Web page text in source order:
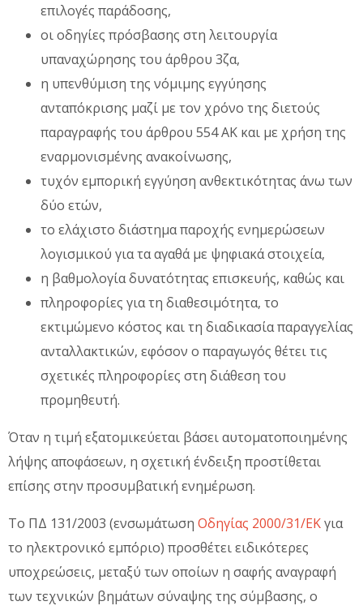
επιλογές παράδοσης,
οι οδηγίες πρόσβασης στη λειτουργία
υπαναχώρησης του άρθρου 3ζα,
η υπενθύμιση της νόμιμης εγγύησης
ανταπόκρισης μαζί με τον χρόνο της διετούς
παραγραφής του άρθρου 554 ΑΚ και με χρήση της
εναρμονισμένης ανακοίνωσης,
τυχόν εμπορική εγγύηση ανθεκτικότητας άνω των
δύο ετών,
το ελάχιστο διάστημα παροχής ενημερώσεων
λογισμικού για τα αγαθά με ψηφιακά στοιχεία,
η βαθμολογία δυνατότητας επισκευής, καθώς και
πληροφορίες για τη διαθεσιμότητα, το
εκτιμώμενο κόστος και τη διαδικασία παραγγελίας
ανταλλακτικών, εφόσον ο παραγωγός θέτει τις
σχετικές πληροφορίες στη διάθεση του
προμηθευτή.
Όταν η τιμή εξατομικεύεται βάσει αυτοματοποιημένης
λήψης αποφάσεων, η σχετική ένδειξη προστίθεται
επίσης στην προσυμβατική ενημέρωση.
Το ΠΔ 131/2003 (ενσωμάτωση Οδηγίας 2000/31/ΕΚγια
το ηλεκτρονικό εμπόριο) προσθέτει ειδικότερες
υποχρεώσεις, μεταξύ των οποίων η σαφής αναγραφή
των τεχνικών βημάτων σύναψης της σύμβασης, ο